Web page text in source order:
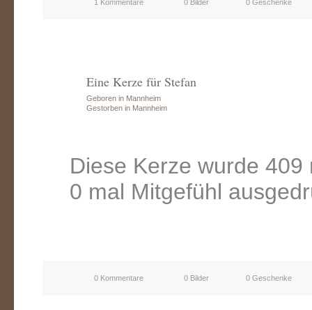
1 Kommentare 0 Bilder 0 Geschenke
Eine Kerze für Stefan
Geboren in Mannheim
Gestorben in Mannheim
Diese Kerze wurde
0 mal Mitgefühl
0 Kommentare 0 Bilder 0 Geschenke